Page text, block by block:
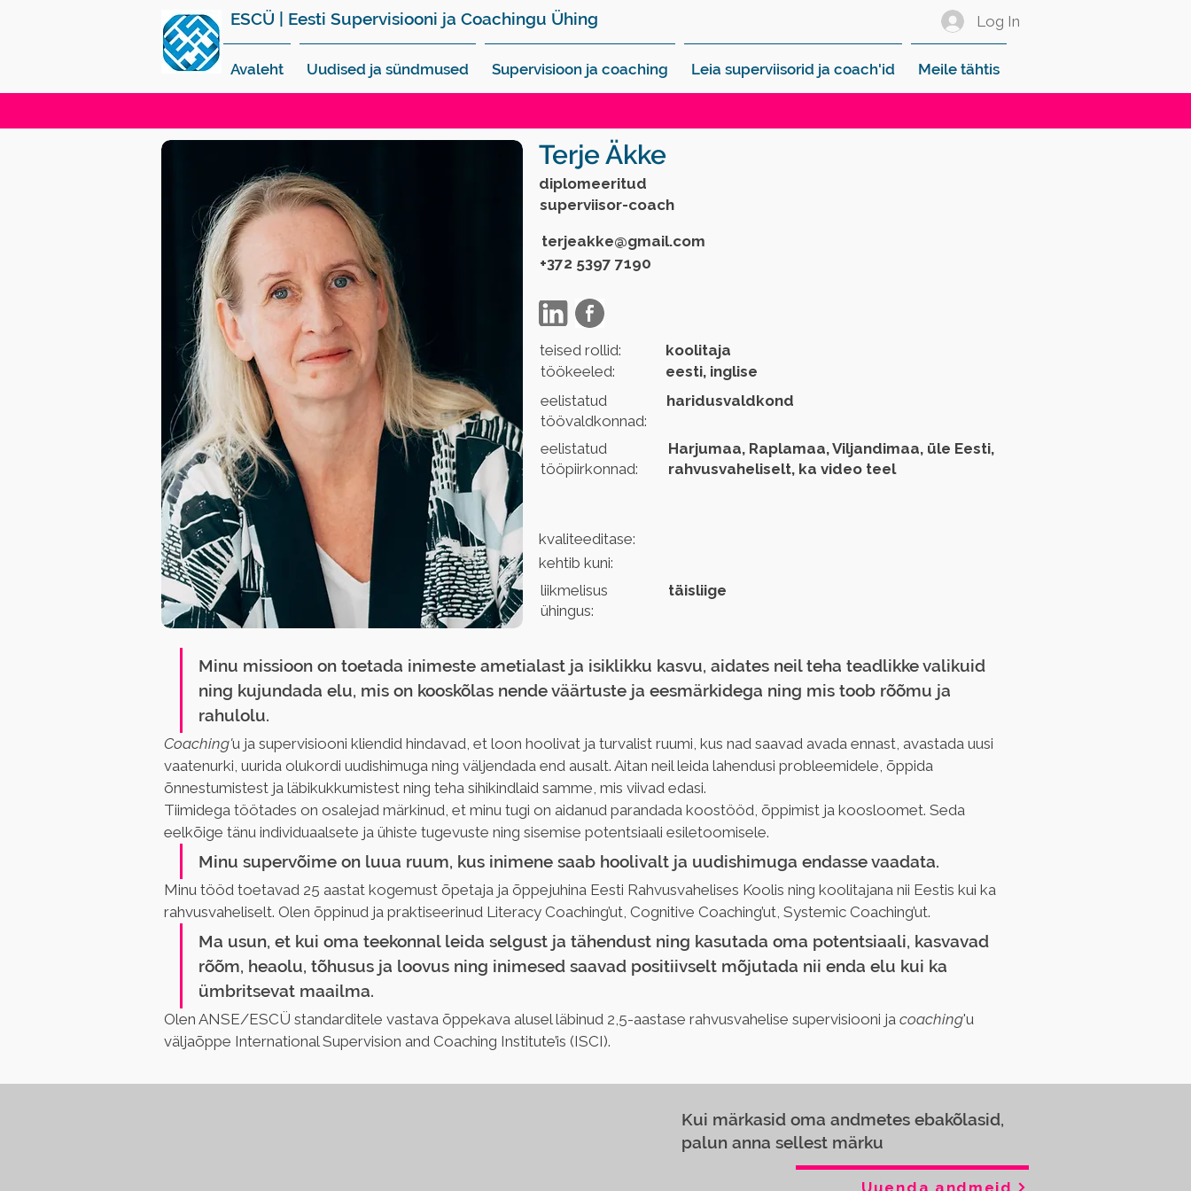
ESCÜ | Eesti Supervisiooni ja Coachingu Ühing Log In
Avaleht Uudised ja sündmused Supervisioon ja coaching Leia superviisorid ja coach'id Meile tähtis
Terje Äkke
diplomeeritud
superviisor-coach
terjeakke@gmail.com
+372 5397 7190
teised rollid:
töökeeled:
koolitaja
eesti, inglise
eelistatud
töövaldkonnad:
haridusvaldkond
eelistatud
tööpiirkonnad:
Harjumaa, Raplamaa, Viljandimaa, üle Eesti,
rahvusvaheliselt, ka video teel
kvaliteeditase:
kehtib kuni:
liikmelisus
ühingus:
täisliige
Minu missioon on toetada inimeste ametialast ja isiklikku kasvu, aidates neil teha teadlikke valikuid
ning kujundada elu, mis on kooskõlas nende väärtuste ja eesmärkidega ning mis toob rõõmu ja
rahulolu.
Coaching'u ja supervisiooni kliendid hindavad, et loon hoolivat ja turvalist ruumi, kus nad saavad avada ennast, avastada uusi
vaatenurki, uurida olukordi uudishimuga ning väljendada end ausalt. Aitan neil leida lahendusi probleemidele, õppida
õnnestumistest ja läbikukkumistest ning teha sihikindlaid samme, mis viivad edasi.
Tiimidega töötades on osalejad märkinud, et minu tugi on aidanud parandada koostööd, õppimist ja koosloomet. Seda
eelkõige tänu individuaalsete ja ühiste tugevuste ning sisemise potentsiaali esiletoomisele.
Minu supervõime on luua ruum, kus inimene saab hoolivalt ja uudishimuga endasse vaadata.
Minu tööd toetavad 25 aastat kogemust õpetaja ja õppejuhina Eesti Rahvusvahelises Koolis ning koolitajana nii Eestis kui ka
rahvusvaheliselt. Olen õppinud ja praktiseerinud Literacy Coaching’ut, Cognitive Coaching’ut, Systemic Coaching’ut.
Ma usun, et kui oma teekonnal leida selgust ja tähendust ning kasutada oma potentsiaali, kasvavad
rõõm, heaolu, tõhusus ja loovus ning inimesed saavad positiivselt mõjutada nii enda elu kui ka
ümbritsevat maailma.
Olen ANSE/ESCÜ standarditele vastava õppekava alusel läbinud 2,5-aastase rahvusvahelise supervisiooni ja coaching'u
väljaõppe International Supervision and Coaching Institute’is (ISCI).
Kui märkasid oma andmetes ebakõlasid,
palun anna sellest märku
Uuenda andmeid